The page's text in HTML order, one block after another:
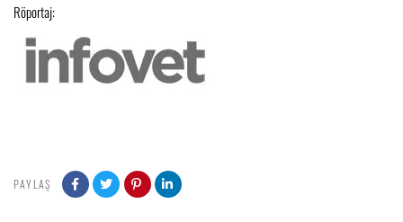
Röportaj:
PAYLAŞ